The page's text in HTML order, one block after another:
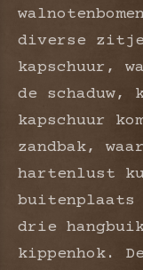
diverse
kapschuur,
de
kapschuur
zandbak,
hartenlust
buitenplaats
drie
kippenhok.